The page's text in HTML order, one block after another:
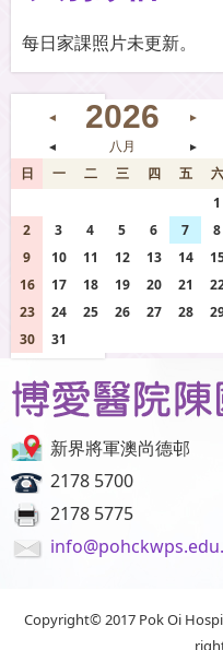
每日家課照片未更新。
◄ 2026
►
◄
八月 ►
日 一 二 三 四 五
六
1
2
3 4 5 6 7
8
9
10 11 12 13 14
16
17 18 19 20 21
23
24 25 26 27 28
30
31
新界將軍澳尚德邨
2178 5700
2178 5775
Copyright© 2017 Pok Oi